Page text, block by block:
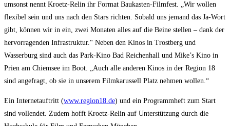
umsonst nennt Kroetz-Relin ihr Format Baukasten-Filmfest. „Wir wollen
flexibel sein und uns nach den Stars richten. Sobald uns jemand das Ja-Wort
gibt, können wir in ein, zwei Monaten alles auf die Beine stellen – dank der
hervorragenden Infrastruktur.“ Neben den Kinos in Trostberg und
Wasserburg sind auch das Park-Kino Bad Reichenhall und Mike’s Kino in
Prien am Chiemsee im Boot. „Auch alle anderen Kinos in der Region 18
sind angefragt, ob sie in unserem Filmkarussell Platz nehmen wollen.“
Ein Internetauftritt (www.region18.de) und ein Programmheft zum Start
sind vollendet. Zudem hofft Kroetz-Relin auf Unterstützung durch die